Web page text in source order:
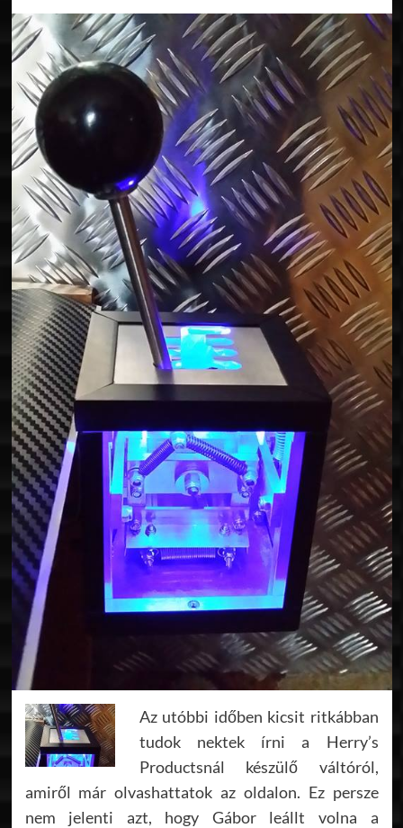
Az utóbbi időben kicsit ritkábban
tudok nektek írni a Herry’s
Productsnál készülő váltóról,
amiről már olvashattatok az oldalon. Ez persze
nem jelenti azt, hogy Gábor leállt volna a